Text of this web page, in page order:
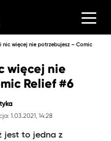
nic więcej nie potrzebujesz – Comic
więcej nie
Relief #6
1.03.2021, 14:28
jest to jedna z